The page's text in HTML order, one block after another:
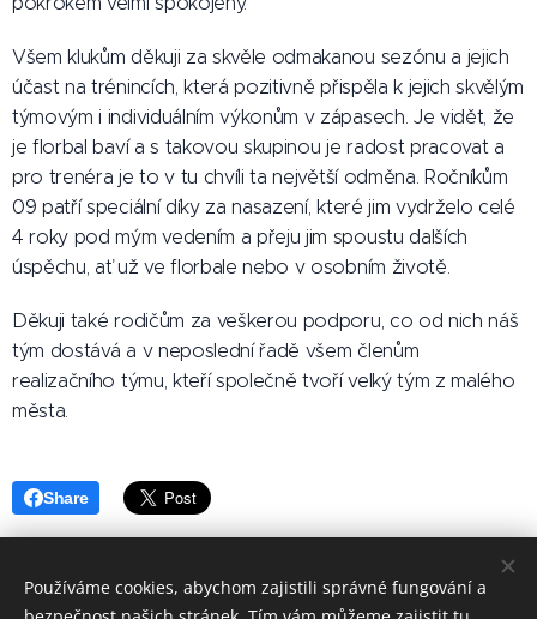
Všem klukům děkuji za skvěle odmakanou sezónu a jejich
účast na trénincích, která pozitivně přispěla k jejich skvělým
týmovým i individuálním výkonům v zápasech. Je vidět, že
je florbal baví a s takovou skupinou je radost pracovat a
pro trenéra je to v tu chvíli ta největší odměna. Ročníkům
09 patří speciální díky za nasazení, které jim vydrželo celé
4 roky pod mým vedením a přeju jim spoustu dalších
úspěchu, ať už ve florbale nebo v osobním životě. 🫶🏻
Děkuji také rodičům za veškerou podporu, co od nich náš
tým dostává a v neposlední řadě všem členům
realizačního týmu, kteří společně tvoří velký tým z malého
města. ❤️
Share
Používáme cookies, abychom zajistili správné fungování a